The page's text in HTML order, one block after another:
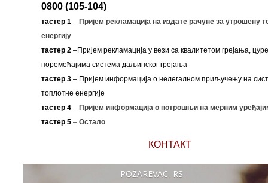
0800 (105-104)
тастер 1–Пријем рекламација на издате рачуне за утрошену
енергију
тастер 2–Пријем рекламација у вези са квалитетом грејања,
поремећајима система даљинског грејања
тастер 3– Пријем информација о нелегалном приључењу на
топлотне енергије
тастер 4 – Пријем информација о потрошњи на мерним
тастер 5 – Остало
КОНТАКТ
POŽAREVAC, RS